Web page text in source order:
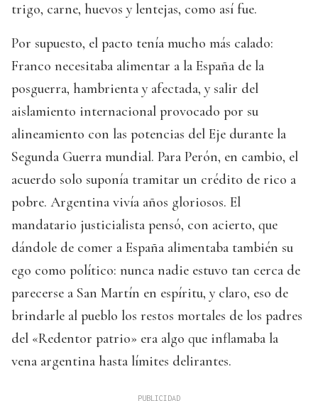
trigo, carne, huevos y lentejas, como así fue.
Por supuesto, el pacto tenía mucho más calado:
Franco necesitaba alimentar a la España de la
posguerra, hambrienta y afectada, y salir del
aislamiento internacional provocado por su
alineamiento con las potencias del Eje durante la
Segunda Guerra mundial. Para Perón, en cambio, el
acuerdo solo suponía tramitar un crédito de rico a
pobre. Argentina vivía años gloriosos. El
mandatario justicialista pensó, con acierto, que
dándole de comer a España alimentaba también su
ego como político: nunca nadie estuvo tan cerca de
parecerse a San Martín en espíritu, y claro, eso de
brindarle al pueblo los restos mortales de los padres
del «Redentor patrio» era algo que inflamaba la
vena argentina hasta límites delirantes.